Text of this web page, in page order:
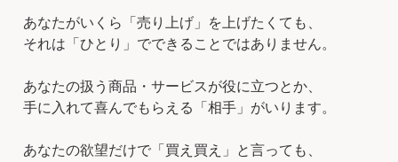
あなたがいくら「売り上げ」を上げたくても、
それは「ひとり」でできることではありません。
あなたの扱う商品・サービスが役に立つとか、
手に入れて喜んでもらえる「相手」がいります。
あなたの欲望だけで「買え買え」と言っても、